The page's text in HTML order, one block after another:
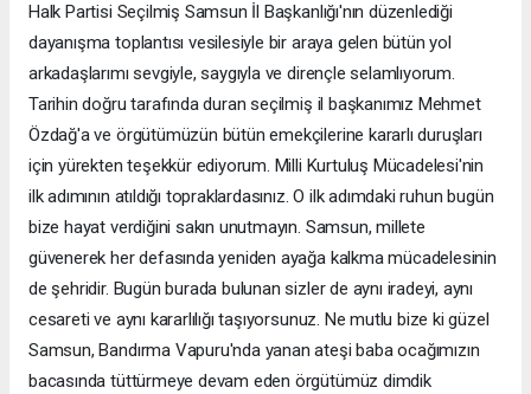
Halk Partisi Seçilmiş Samsun İl Başkanlığı'nın düzenlediği
dayanışma toplantısı vesilesiyle bir araya gelen bütün yol
arkadaşlarımı sevgiyle, saygıyla ve dirençle selamlıyorum.
Tarihin doğru tarafında duran seçilmiş il başkanımız Mehmet
Özdağ'a ve örgütümüzün bütün emekçilerine kararlı duruşları
için yürekten teşekkür ediyorum. Milli Kurtuluş Mücadelesi'nin
ilk adımının atıldığı topraklardasınız. O ilk adımdaki ruhun bugün
bize hayat verdiğini sakın unutmayın. Samsun, millete
güvenerek her defasında yeniden ayağa kalkma mücadelesinin
de şehridir. Bugün burada bulunan sizler de aynı iradeyi, aynı
cesareti ve aynı kararlılığı taşıyorsunuz. Ne mutlu bize ki güzel
Samsun, Bandırma Vapuru'nda yanan ateşi baba ocağımızın
bacasında tüttürmeye devam eden örgütümüz dimdik